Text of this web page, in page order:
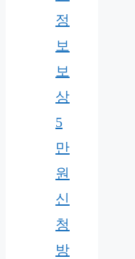
정
보
보
상
5
만
원
신
청
방